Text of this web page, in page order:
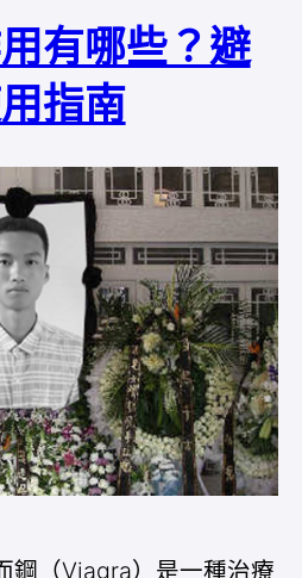
有哪些？避
指南
鋼（Viagra）是一種治療